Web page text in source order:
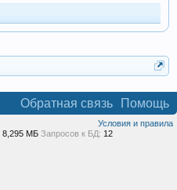
Обратная связь Помощь
Условия и правила
8,295 МБ Запросов к БД: 12